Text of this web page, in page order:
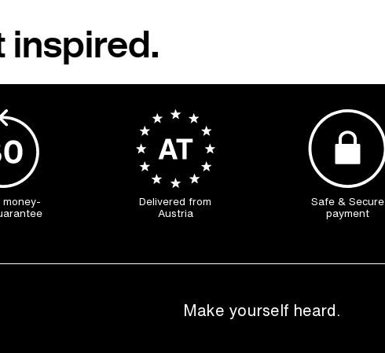
inspired.
Delivered from
Austria
Safe & Secure
payment
Make yourself heard.